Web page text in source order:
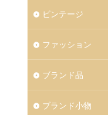
ビンテージ
ファッション
ブランド品
ブランド小物